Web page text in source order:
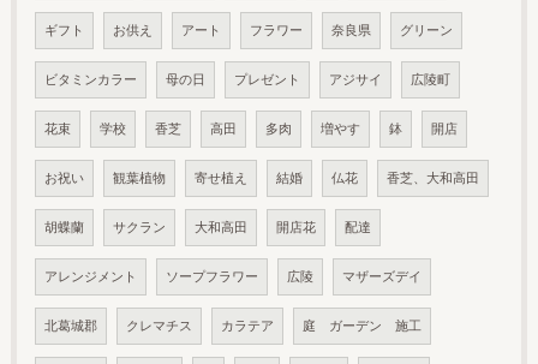
ギフト お供え アート フラワー 奈良県 グリーン
ビタミンカラー 母の日 プレゼント アジサイ 広陵町
花束 学校 香芝 高田 多肉 増やす 鉢 開店
お祝い 観葉植物 寄せ植え 結婚 仏花 香芝、大和高田
胡蝶蘭 サクラン 大和高田 開店花 配達
アレンジメント ソープフラワー 広陵 マザーズデイ
北葛城郡 クレマチス カラテア 庭 ガーデン 施工